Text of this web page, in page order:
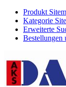
Produkt
Kategorie
Erweiterte
Bestellungen